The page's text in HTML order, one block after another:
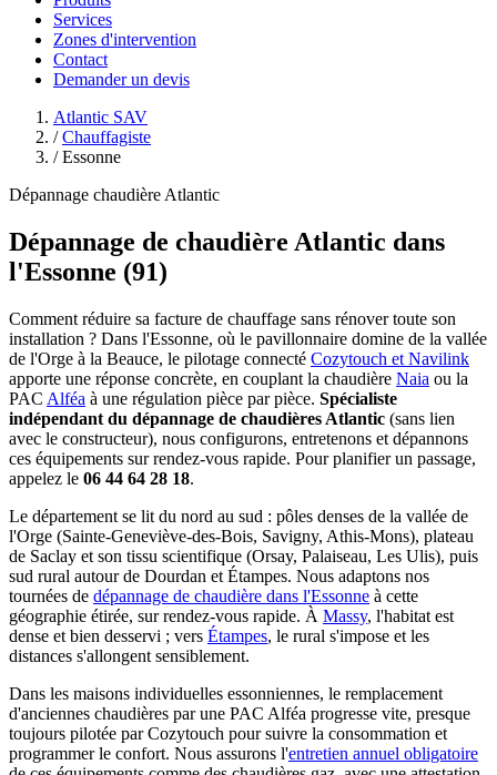
Services
Zones d'intervention
Contact
Demander un devis
Atlantic SAV
/ Chauffagiste
/ Essonne
Dépannage chaudière Atlantic
Dépannage de chaudière Atlantic dans
l'Essonne (91)
Comment réduire sa facture de chauffage sans rénover toute son
installation ? Dans l'Essonne, où le pavillonnaire domine de la vallée
de l'Orge à la Beauce, le pilotage connecté Cozytouch et Navilink
apporte une réponse concrète, en couplant la chaudière Naia ou la
PAC Alféa à une régulation pièce par pièce. Spécialiste
indépendant du dépannage de chaudières Atlantic (sans lien
avec le constructeur), nous configurons, entretenons et dépannons
ces équipements sur rendez-vous rapide. Pour planifier un passage,
appelez le 06 44 64 28 18.
Le département se lit du nord au sud : pôles denses de la vallée de
l'Orge (Sainte-Geneviève-des-Bois, Savigny, Athis-Mons), plateau
de Saclay et son tissu scientifique (Orsay, Palaiseau, Les Ulis), puis
sud rural autour de Dourdan et Étampes. Nous adaptons nos
tournées de dépannage de chaudière dans l'Essonne à cette
géographie étirée, sur rendez-vous rapide. À Massy, l'habitat est
dense et bien desservi ; vers Étampes, le rural s'impose et les
distances s'allongent sensiblement.
Dans les maisons individuelles essonniennes, le remplacement
d'anciennes chaudières par une PAC Alféa progresse vite, presque
toujours pilotée par Cozytouch pour suivre la consommation et
programmer le confort. Nous assurons l'entretien annuel obligatoire